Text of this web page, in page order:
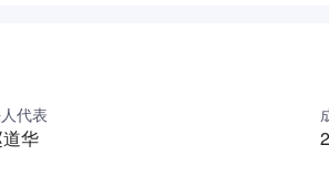
教授及其团队共同组建院士专家工作站
种“华贵1号”选育及栽培要点》研究等
时，“湖北省水生蔬菜保鲜加工工程技
代表
华